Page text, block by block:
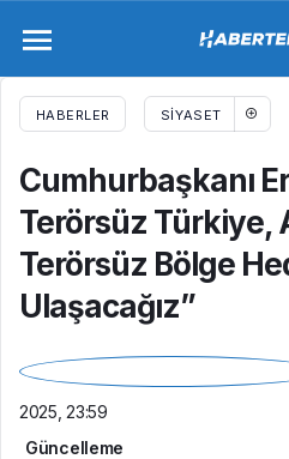
HABERLER SIYASET
Cumhurbaşkanı
Terörsüz Türkiye,
Terörsüz Bölge
Ulaşacağız”
2025, 23:59
Güncelleme
Cumhurbaşkanı
Türkiye, Ardından
Hedefimize Ulaşacağız”